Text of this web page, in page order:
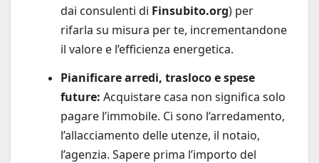
dai consulenti di Finsubito.org) per
rifarla su misura per te, incrementandone
il valore e l’efficienza energetica.
Pianificare arredi, trasloco e spese
future: Acquistare casa non significa solo
pagare l’immobile. Ci sono l’arredamento,
l’allacciamento delle utenze, il notaio,
l’agenzia. Sapere prima l’importo del